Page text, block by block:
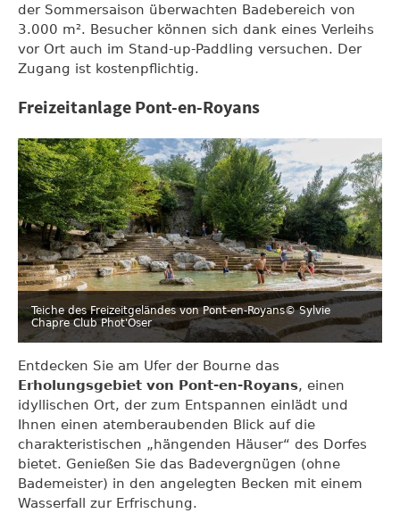
der Sommersaison überwachten Badebereich von
3.000 m². Besucher können sich dank eines Verleihs
vor Ort auch im Stand-up-Paddling versuchen. Der
Zugang ist kostenpflichtig.
Freizeitanlage Pont-en-Royans
Teiche des Freizeitgeländes von Pont-en-Royans© Sylvie
Chapre Club Phot'Oser
Entdecken Sie am Ufer der Bourne das
Erholungsgebiet von Pont-en-Royans, einen
idyllischen Ort, der zum Entspannen einlädt und
Ihnen einen atemberaubenden Blick auf die
charakteristischen „hängenden Häuser“ des Dorfes
bietet. Genießen Sie das Badevergnügen (ohne
Bademeister) in den angelegten Becken mit einem
Wasserfall zur Erfrischung.